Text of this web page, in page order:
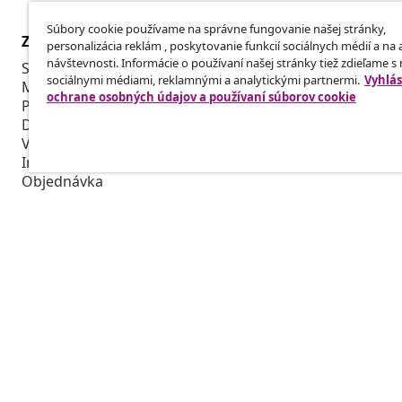
Zákaznícky Servis
Sledujte svoju objednávku
Môj účet
Platba
Doprava a doručenie
Vrátenie tovaru
Informácie o výrobku
Objednávka
Obchodní
Affiliate
Vyrábajte pre
Spolupráca
Súbory cookie používame na správne fungovanie našej stránky,
personalizácia reklám , poskytovanie funkcií sociálnych médií a na
návštevnosti. Informácie o používaní našej stránky tiež zdieľame s
sociálnymi médiami, reklamnými a analytickými partnermi.
ochrane osobných údajov a používaní súborov cookie